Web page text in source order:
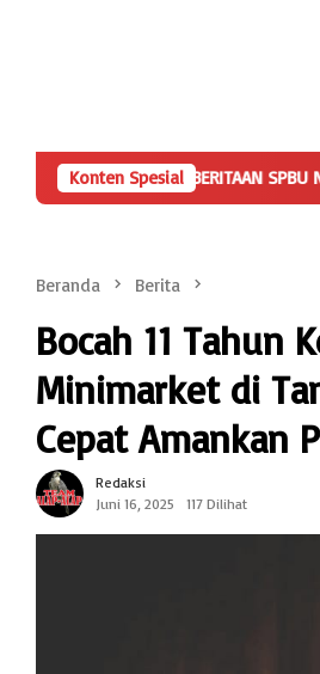
Konten Spesial
PEMBERITAAN SPBU NUNYAI
Beranda Berita
Bocah 11 Tahun
Minimarket di
Cepat Amankan
Redaksi
Juni 16, 2025
117 Dilihat